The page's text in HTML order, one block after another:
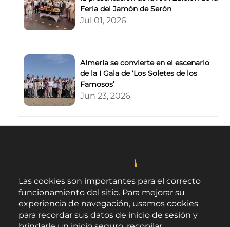
Feria del Jamón de Serón
Jul 01, 2026
Almería se convierte en el escenario
de la I Gala de ‘Los Soletes de los
Famosos’
Jun 23, 2026
Las cookies son importantes para el correcto
funcionamiento del sitio. Para mejorar su
experiencia de navegación, usamos cookies
para recordar sus datos de inicio de sesión y